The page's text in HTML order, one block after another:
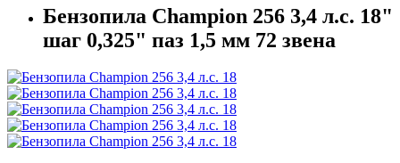
Бензопила Champion 256 3,4 л.с. 18"
шаг 0,325" паз 1,5 мм 72 звена